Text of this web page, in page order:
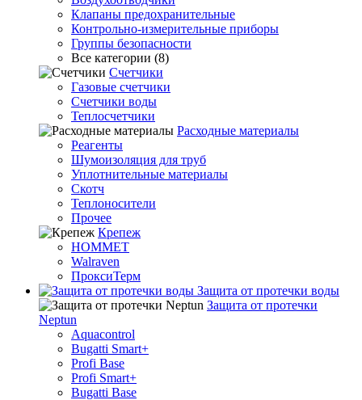
Клапаны предохранительные
Контрольно-измерительные приборы
Группы безопасности
Все категории (8)
Счетчики
Газовые счетчики
Счетчики воды
Теплосчетчики
Расходные материалы
Реагенты
Шумоизоляция для труб
Уплотнительные материалы
Скотч
Теплоносители
Прочее
Крепеж
HOMMET
Walraven
ПроксиТерм
Защита от протечки воды
Защита от протечки
Neptun
Aquacontrol
Bugatti Smart+
Profi Base
Profi Smart+
Bugatti Base